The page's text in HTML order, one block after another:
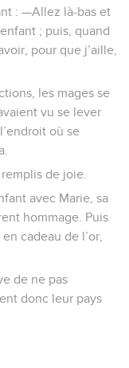
: —Allez là-bas et
; puis, quand
pour que j’aille,
les mages se
vu se lever
où se
de joie.
avec Marie, sa
hommage. Puis
cadeau de l’or,
de ne pas
donc leur pays